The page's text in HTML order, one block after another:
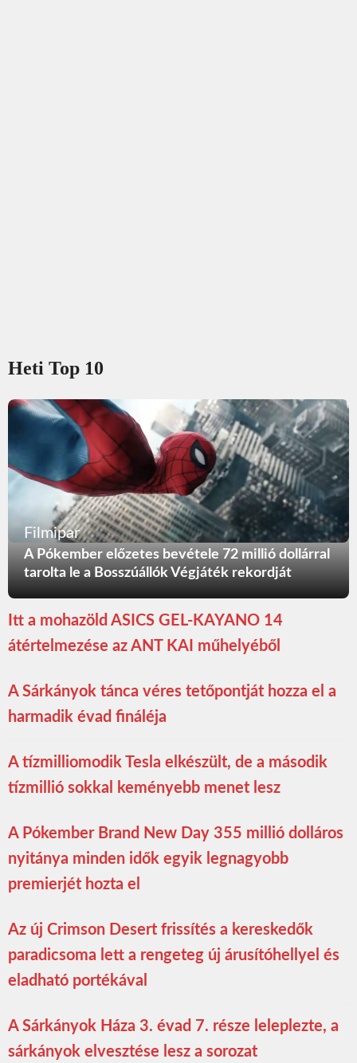
Heti Top 10
Filmipar
A Pókember előzetes bevétele 72 millió dollárral
tarolta le a Bosszúállók Végjáték rekordját
Itt a mohazöld ASICS GEL-KAYANO 14
átértelmezése az ANT KAI műhelyéből
A Sárkányok tánca véres tetőpontját hozza el a
harmadik évad fináléja
A tízmilliomodik Tesla elkészült, de a második
tízmillió sokkal keményebb menet lesz
A Pókember Brand New Day 355 millió dolláros
nyitánya minden idők egyik legnagyobb
premierjét hozta el
Az új Crimson Desert frissítés a kereskedők
paradicsoma lett a rengeteg új árusítóhellyel és
eladható portékával
A Sárkányok Háza 3. évad 7. része leleplezte, a
sárkányok elvesztése lesz a sorozat